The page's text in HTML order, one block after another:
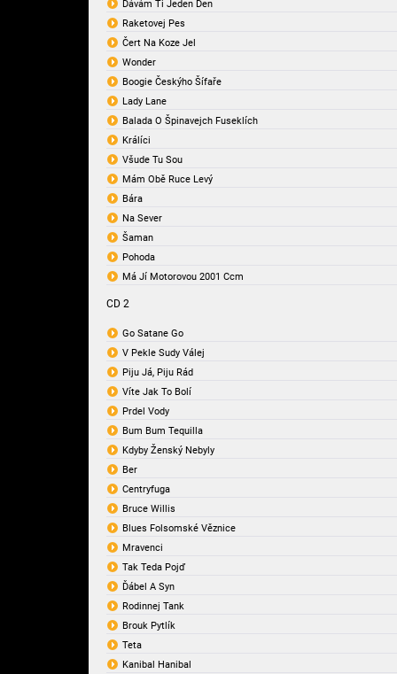
Dávám Ti Jeden Den
Raketovej Pes
Čert Na Koze Jel
Wonder
Boogie Českýho Šífaře
Lady Lane
Balada O Špinavejch Fuseklích
Králíci
Všude Tu Sou
Mám Obě Ruce Levý
Bára
Na Sever
Šaman
Pohoda
Má Jí Motorovou 2001 Ccm
CD 2
Go Satane Go
V Pekle Sudy Válej
Piju Já, Piju Rád
Víte Jak To Bolí
Prdel Vody
Bum Bum Tequilla
Kdyby Ženský Nebyly
Ber
Centryfuga
Bruce Willis
Blues Folsomské Věznice
Mravenci
Tak Teda Pojď
Ďábel A Syn
Rodinnej Tank
Brouk Pytlík
Teta
Kanibal Hanibal